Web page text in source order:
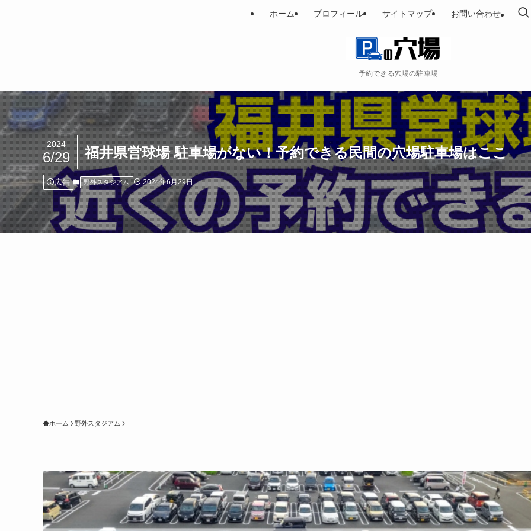
予約できる穴場の駐車場
ホーム プロフィール サイトマップ お問い合わせ
福井県営球場 駐車場がない！予約できる民間の穴場駐車場はここ
2024
6/29
広告 野外スタジアム 2024年6月29日
ホーム 野外スタジアム